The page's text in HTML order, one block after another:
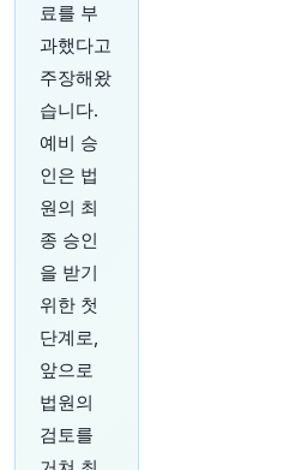
료를 부
과했다고
주장해왔
습니다.
예비 승
인은 법
원의 최
종 승인
을 받기
위한 첫
단계로,
앞으로
법원의
검토를